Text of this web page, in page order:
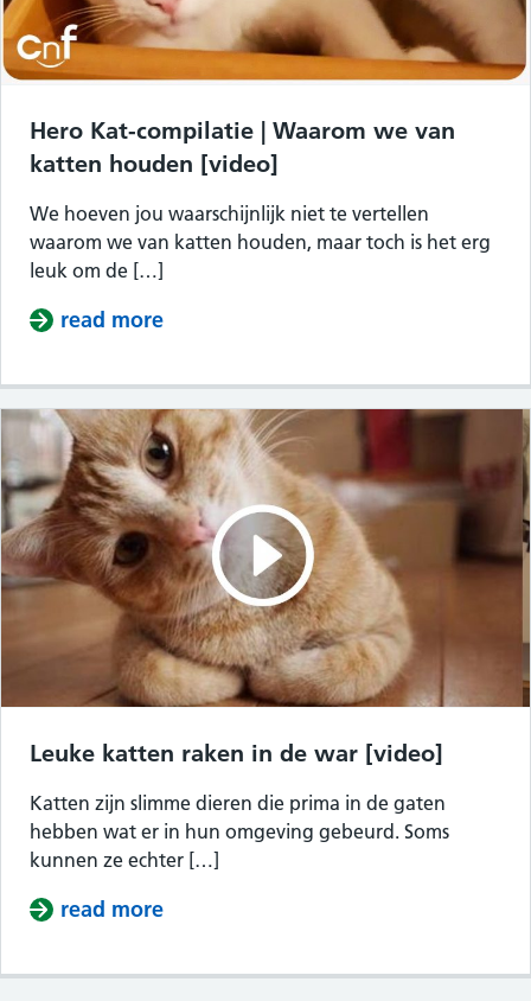
Hero Kat-compilatie | Waarom we van
katten houden [video]
We hoeven jou waarschijnlijk niet te vertellen
waarom we van katten houden, maar toch is het erg
leuk om de […]
read more
Leuke katten raken in de war [video]
Katten zijn slimme dieren die prima in de gaten
hebben wat er in hun omgeving gebeurd. Soms
kunnen ze echter […]
read more